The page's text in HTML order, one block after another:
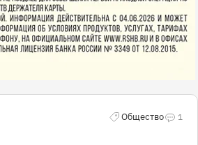
Общество 1